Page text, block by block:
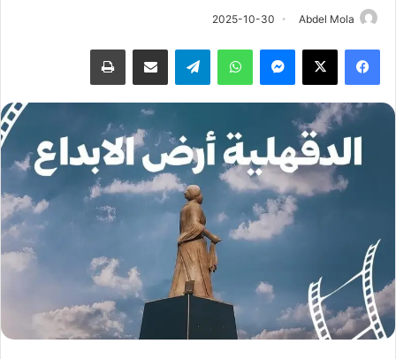
Abdel Mola
2025-10-30
فيسبوك ‫X ماسنجر واتساب تيلقرام مشاركة عبر البريد طباعة